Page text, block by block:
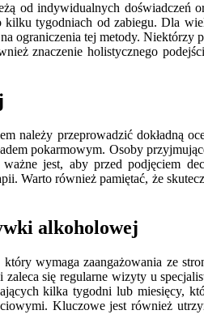
od indywidualnych doświadczeń
kilku tygodniach od zabiegu. Dla
ograniczenia tej metody.
znaczenie holistycznego
należy przeprowadzić dokładną
pokarmowym. Osoby
jest, aby przed podjęciem
Warto również pamiętać, że
alkoholowej
wymaga zaangażowania ze
się regularne wizyty u
kilka tygodni lub miesięcy,
Kluczowe jest również